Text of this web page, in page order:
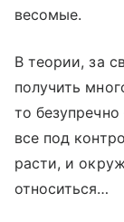
весомые.
В теории, за
получить
то
все под
расти, и
относиться…